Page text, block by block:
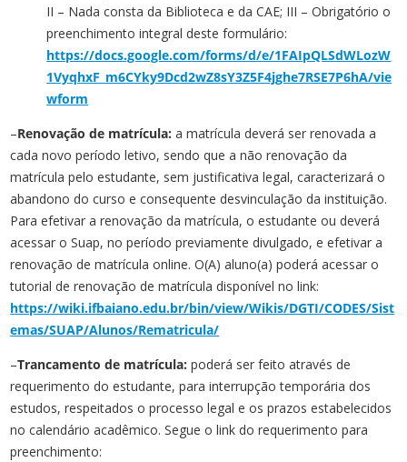
II – Nada consta da Biblioteca e da CAE; III – Obrigatório o
preenchimento integral deste formulário:
https://docs.google.com/forms/d/e/1FAIpQLSdWLozW
1VyqhxF_m6CYky9Dcd2wZ8sY3Z5F4jghe7RSE7P6hA/vie
wform
–Renovação de matrícula:a matrícula deverá ser renovada a
cada novo período letivo, sendo que a não renovação da
matrícula pelo estudante, sem justificativa legal, caracterizará o
abandono do curso e consequente desvinculação da instituição.
Para efetivar a renovação da matrícula, o estudante ou deverá
acessar o Suap, no período previamente divulgado, e efetivar a
renovação de matrícula online. O(A) aluno(a) poderá acessar o
tutorial de renovação de matrícula disponível no link:
https://wiki.ifbaiano.edu.br/bin/view/Wikis/DGTI/CODES/Sist
emas/SUAP/Alunos/Rematricula/
–Trancamento de matrícula:poderá ser feito através de
requerimento do estudante, para interrupção temporária dos
estudos, respeitados o processo legal e os prazos estabelecidos
no calendário acadêmico. Segue o link do requerimento para
preenchimento: